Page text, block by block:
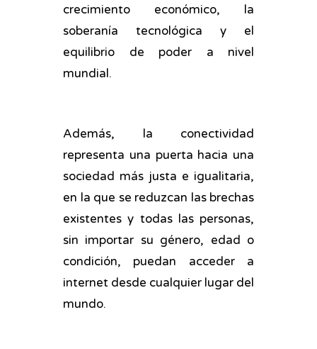
crecimiento económico, la
soberanía tecnológica y el
equilibrio de poder a nivel
mundial.
Además, la conectividad
representa una puerta hacia una
sociedad más justa e igualitaria,
en la que se reduzcan las brechas
existentes y todas las personas,
sin importar su género, edad o
condición, puedan acceder a
internet desde cualquier lugar del
mundo.